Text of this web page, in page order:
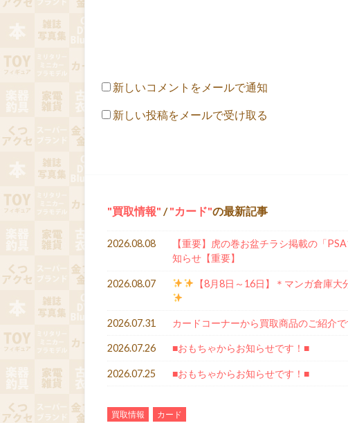
新しいコメントをメールで通知
新しい投稿をメールで受け取る
買取情報 / カード の最新記事
2026.08.08
【重要】虎の巻お盆チラシ掲載の「
知らせ【重要】
2026.08.07 【8月8日～16日】＊マンガ倉庫
2026.07.31 カードコーナーから買取商品のご紹介で
2026.07.26 ■おもちゃからお知らせです！■
2026.07.25 ■おもちゃからお知らせです！■
買取情報 カード